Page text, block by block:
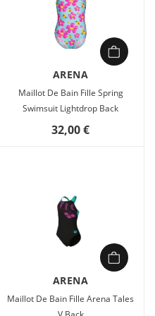
ARENA
Maillot De Bain Fille Spring
Swimsuit Lightdrop Back
32,00 €
ARENA
Maillot De Bain Fille Arena Tales